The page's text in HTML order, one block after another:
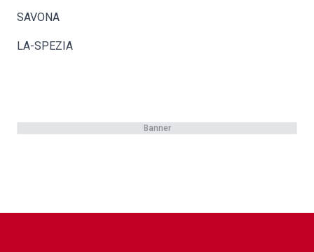
SAVONA
LA-SPEZIA
Banner